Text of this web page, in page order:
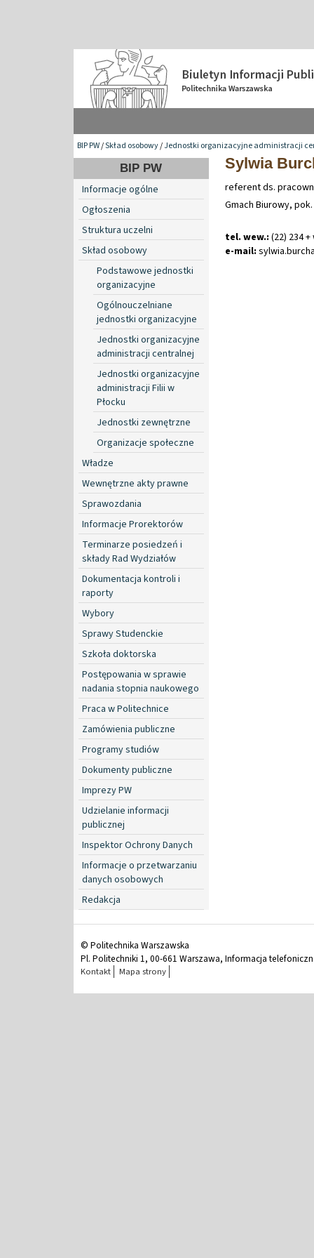
BIP PW/Skład osobowy/Jednostki organizacyjne administracji
BIP PW
Informacje ogólne
Ogłoszenia
Struktura uczelni
Skład osobowy
Podstawowe jednostki
organizacyjne
Ogólnouczelniane
jednostki organizacyjne
Jednostki organizacyjne
administracji centralnej
Jednostki organizacyjne
administracji Filii w
Płocku
Jednostki zewnętrzne
Organizacje społeczne
Władze
Wewnętrzne akty prawne
Sprawozdania
Informacje Prorektorów
Terminarze posiedzeń i
składy Rad Wydziałów
Dokumentacja kontroli i
raporty
Wybory
Sprawy Studenckie
Szkoła doktorska
Postępowania w sprawie
nadania stopnia naukowego
Praca w Politechnice
Zamówienia publiczne
Programy studiów
Dokumenty publiczne
Imprezy PW
Udzielanie informacji
publicznej
Inspektor Ochrony Danych
Informacje o przetwarzaniu
danych osobowych
Redakcja
Sylwia
referent ds.
Gmach Biurowy,
tel. wew.: (22) 234
e-mail: sylwia.
© Politechnika Warszawska
Pl. Politechniki 1, 00-661 Warszawa, Informacja
Kontakt Mapa strony